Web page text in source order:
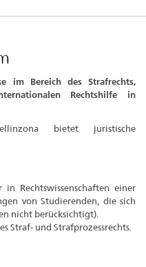
im Bereich des Strafrechts,
Rechtshilfe in
bietet juristische
Rechtswissenschaften einer
von Studierenden, die sich
nicht berücksichtigt).
Straf- und Strafprozessrechts.